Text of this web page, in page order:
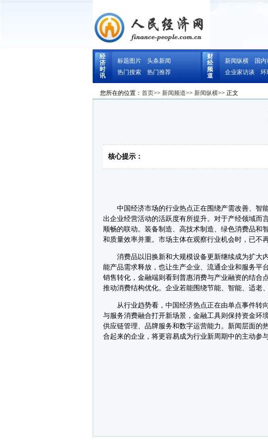
经
济
时
讯
标题图片
头条新闻
热门搜索
热门推荐
财
经
频
道
新闻纵横 国内
企业家访谈
环
您所在的位置： 首页>> 新闻频道>> 新闻纵横>> 正文
核心提示：
中国经济市场的行业热点正在围绕产需改善、智能
出企业经营活动的活跃度有所提升。对于产经领域而
顺畅的联动。装备制造、高技术制造、绿色消费品和
和质量效率并重。市场主体在观察行业机会时，已不
消费品以旧换新和大规模设备更新继续成为扩大内
能产品需求释放，也让生产企业、流通企业和服务平
销售转化，金融端则看到普惠消费与产业融资的结合
推动消费结构优化。企业若能围绕节能、智能、适老
从行业趋势看，中国经济热点正在由单点事件转向
与服务消费融合打开新场景，金融工具则保持资金环
供应链管理、品牌服务和数字运营能力。新闻层面的
合起来的企业，将更容易成为行业新周期中的主动参